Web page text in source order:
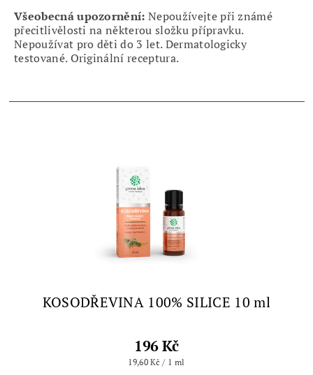
Všeobecná upozornění: Nepoužívejte při známé
přecitlivělosti na některou složku přípravku.
Nepoužívat pro děti do 3 let. Dermatologicky
testované. Originální receptura.
KOSODŘEVINA 100% SILICE 10 ml
196 Kč
19,60 Kč / 1 ml